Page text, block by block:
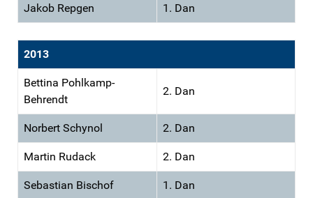
Jakob Repgen 1. Dan
2013
Bettina Pohlkamp-
Behrendt
2. Dan
Norbert Schynol 2. Dan
Martin Rudack 2. Dan
Sebastian Bischof 1. Dan